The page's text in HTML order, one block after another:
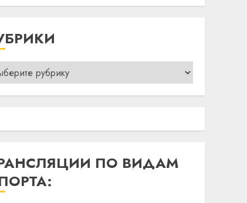
ПО ВИДАМ